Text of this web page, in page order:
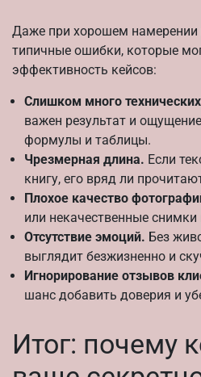
Даже при хорошем намерении
типичные ошибки, которые
эффективность кейсов:
Слишком много
важен результат и
формулы и таблицы.
Чрезмерная длина. Если
книгу, его вряд ли
Плохое качество
или некачественные
Отсутствие эмоций. Без
выглядит безжизненно и
Игнорирование отзывов
шанс добавить доверия и
Итог: почему